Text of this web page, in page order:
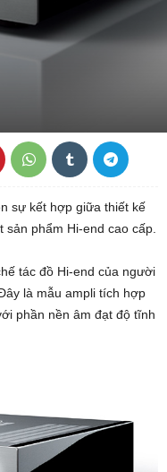
sự kết hợp giữa thiết kế
phẩm Hi-end cao cấp.
tác đồ Hi-end của người
là mẫu ampli tích hợp
phần nền âm đạt độ tĩnh